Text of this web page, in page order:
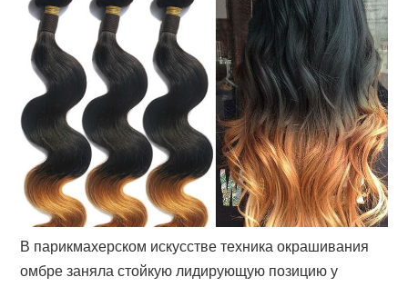
В парикмахерском искусстве техника окрашивания
омбре заняла стойкую лидирующую позицию у